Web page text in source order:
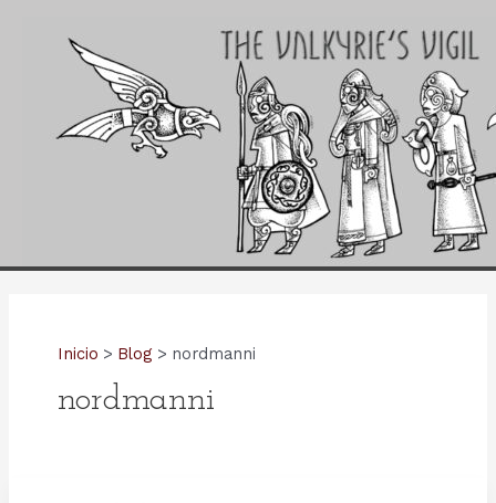
Inicio Blog nordmanni
nordmanni